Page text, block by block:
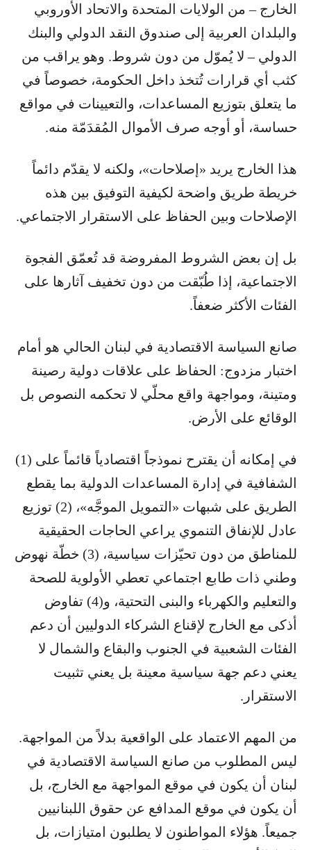
الخارج – من الولايات المتحدة والاتحاد الأوروبي
والبلدان العربية إلى صندوق النقد الدولي والبنك
الدولي – لا يُموّل من دون شروط. وهو يراقب من
كثب أي قرارات تُتخذ داخل الحكومة، خصوصاً في
ما يتعلق بتوزيع المساعدات، والتعيينات في مواقع
حساسة، أو أوجه صرف الأموال المُقدَمّة منه.
هذا الخارج يريد «إصلاحات»، ولكنه لا يقدّم دائماً
خريطة طريق واضحة لكيفية التوفيق بين هذه
الإصلاحات وبين الحفاظ على الاستقرار الاجتماعي.
بل إن بعض الشروط المفروضة قد تُعمّق الفجوة
الاجتماعية، إذا طُبّقت من دون تخفيف آثارها على
الفئات الأكثر ضعفاً.
صانع السياسة الاقتصادية في لبنان الحالي هو أمام
اختبار مزدوج: الحفاظ على علاقات دولية رصينة
ومتينة، ومواجهة واقع محلّي لا تحكمه النصوص بل
الوقائع على الأرض.
في إمكانه أن يقترح نموذجاً اقتصادياً قائماً على (1)
الشفافية في إدارة المساعدات الدولية بما يقطع
الطريق على شبهات «التمويل الموجَّه»، (2) توزيع
عادل للإنفاق التنموي يراعي الحاجات الحقيقية
للمناطق من دون تحيّزات سياسية، (3) خطّة نهوض
وطني ذات طابع اجتماعي تعطي الأولوية للصحة
والتعليم والكهرباء والبنى التحتية، و(4) تفاوض
أذكى مع الخارج لإقناع الشركاء الدوليين أن دعم
الفئات الشعبية في الجنوب والبقاع والشمال لا
يعني دعم جهة سياسية معينة بل يعني تثبيت
الاستقرار.
من المهم الاعتماد على الواقعية بدلاً من المواجهة.
ليس المطلوب من صانع السياسة الاقتصادية في
لبنان أن يكون في موقع المواجهة مع الخارج، بل
أن يكون في موقع المدافع عن حقوق اللبنانيين
جميعاً. هؤلاء المواطنون لا يطلبون امتيازات، بل